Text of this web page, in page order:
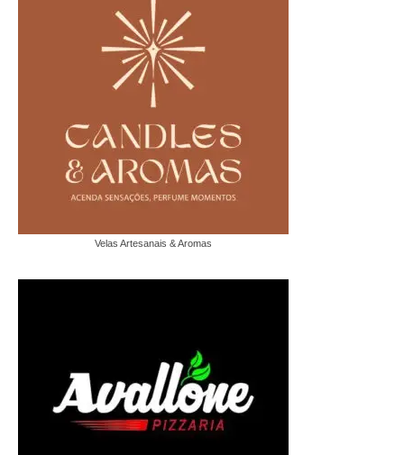
Velas Artesanais & Aromas